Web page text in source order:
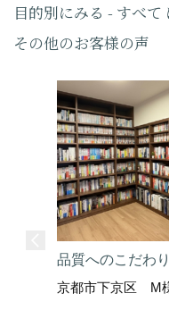
目的別にみる - すべて
その他のお客様の声
品質へのこだわ
京都市下京区 M